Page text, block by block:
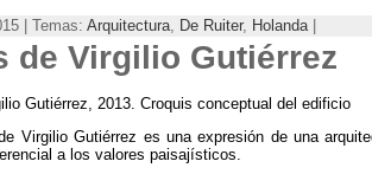
| Temas: Arquitectura De Ruiter, Holanda
de Virgilio Gutiérrez
Gutiérrez , 2013. Croquis conceptual del edificio
Virgilio Gutiérrez es una expresión de una
a los valores paisajísticos